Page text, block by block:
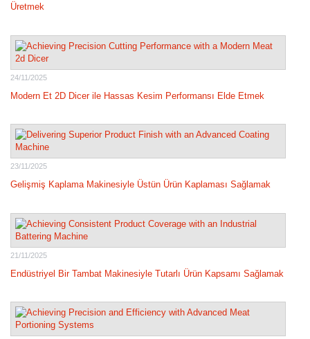
Üretmek
24/11/2025
Modern Et 2D Dicer ile Hassas Kesim Performansı Elde Etmek
23/11/2025
Gelişmiş Kaplama Makinesiyle Üstün Ürün Kaplaması Sağlamak
21/11/2025
Endüstriyel Bir Tambat Makinesiyle Tutarlı Ürün Kapsamı Sağlamak